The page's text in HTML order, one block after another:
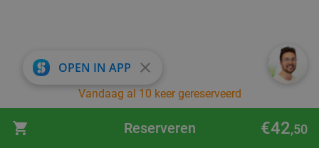
Vandaag al 10 keer gereserveerd
Reserveren €42,50
OPEN IN APP close